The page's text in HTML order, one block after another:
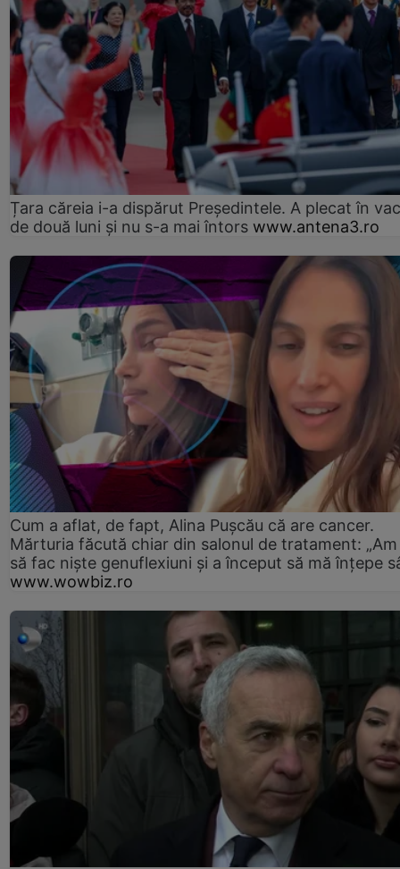
Țara căreia i-a dispărut Președintele. A plecat în
de două luni și nu s-a mai întors www.antena3.ro
Cum a aflat, de fapt, Alina Pușcău că are cancer.
Mărturia făcută chiar din salonul de tratament:
să fac niște genuflexiuni și a început să mă înțepe
www.wowbiz.ro